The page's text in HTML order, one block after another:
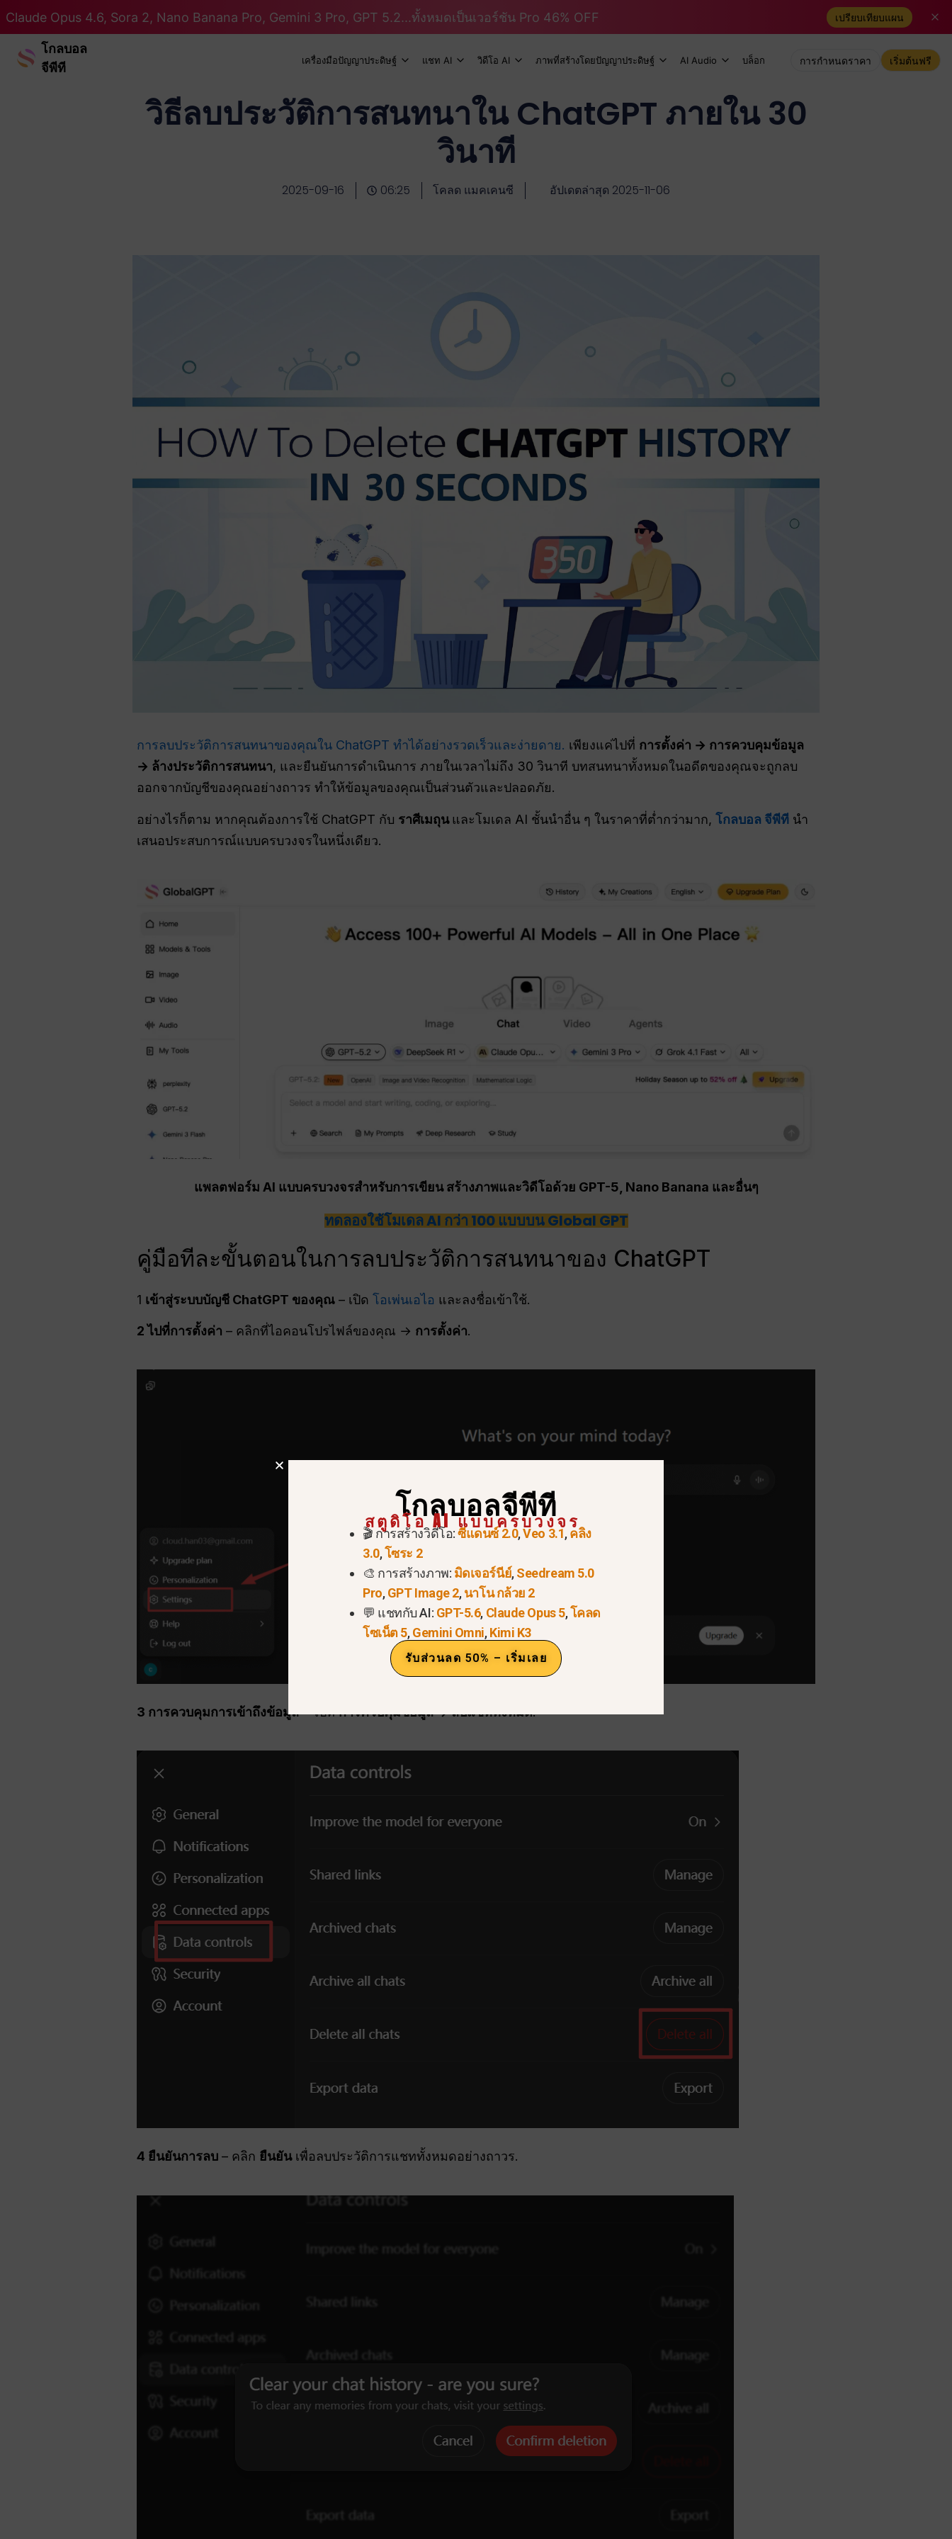
Claude Opus 4.6, Sora 2, Nano Banana Pro, Gemini 3 Pro, GPT 5.2...ทั้งหมดเป็นเวอร์ชัน Pro 46% OFF เปรียบเทียบแผน
โกลบอล
จีพีที
เครื่องมือปัญญาประดิษฐ์ แชท AI วิดีโอ AI ภาพที่สร้างโดยปัญญาประดิษฐ์ AI Audio บล็อก การกำหนดราคา เริ่มต้นฟรี
วิธีลบประวัติการสนทนาใน ChatGPT ภายใน 30
วินาที
2025-09-16 06:25 โคลด แมคเคนซี อัปเดตล่าสุด 2025-11-06
การลบประวัติการสนทนาของคุณใน ChatGPT ทำได้อย่างรวดเร็วและง่ายดาย. เพียงแค่ไปที่ การตั้งค่า → การควบคุมข้อมูล
→ ล้างประวัติการสนทนา, และยืนยันการดำเนินการ ภายในเวลาไม่ถึง 30 วินาที บทสนทนาทั้งหมดในอดีตของคุณจะถูกลบ
ออกจากบัญชีของคุณอย่างถาวร ทำให้ข้อมูลของคุณเป็นส่วนตัวและปลอดภัย.
อย่างไรก็ตาม หากคุณต้องการใช้ ChatGPT กับ ราศีเมถุนและโมเดล AI ชั้นนำอื่น ๆ ในราคาที่ต่ำกว่ามาก, โกลบอล จีพีที นำ
เสนอประสบการณ์แบบครบวงจรในหนึ่งเดียว.
แพลตฟอร์ม AI แบบครบวงจรสำหรับการเขียน สร้างภาพและวิดีโอด้วย GPT-5, Nano Banana และอื่นๆ
ทดลองใช้โมเดล AI กว่า 100 แบบบน Global GPT
คู่มือทีละขั้นตอนในการลบประวัติการสนทนาของ ChatGPT
1 เข้าสู่ระบบบัญชี ChatGPT ของคุณ – เปิด โอเพ่นเอไอ และลงชื่อเข้าใช้.
2 ไปที่การตั้งค่า – คลิกที่ไอคอนโปรไฟล์ของคุณ → การตั้งค่า.
3 การควบคุมการเข้าถึงข้อมูล– ไปที่การควบคุมข้อมูล → ลบแชททั้งหมด.
4 ยืนยันการลบ – คลิก ยืนยันเพื่อลบประวัติการแชททั้งหมดอย่างถาวร.
โกลบอลจีพีที
สตูดิโอ AI แบบครบวงจร
🎬 การสร้างวิดีโอ:ซีแดนซ์ 2.0,Veo 3.1,คลิง
3.0,โซระ 2
🎨 การสร้างภาพ: มิดเจอร์นีย์,Seedream 5.0
Pro,GPT Image 2,นาโน กล้วย 2
💬 แชทกับ AI: GPT-5.6, Claude Opus 5,โคลด
โซเน็ต 5,Gemini Omni,Kimi K3
รับส่วนลด 50% – เริ่มเลย